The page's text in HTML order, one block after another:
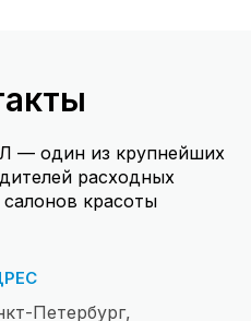
— один из крупнейших
расходных
красоты
Петербург,